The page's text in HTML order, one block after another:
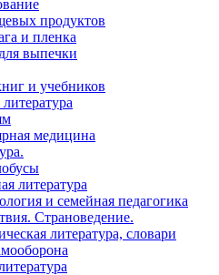
продуктов
и пленка
выпечки
и учебников
медицина
литература
и семейная педагогика
Страноведение.
литература, словари